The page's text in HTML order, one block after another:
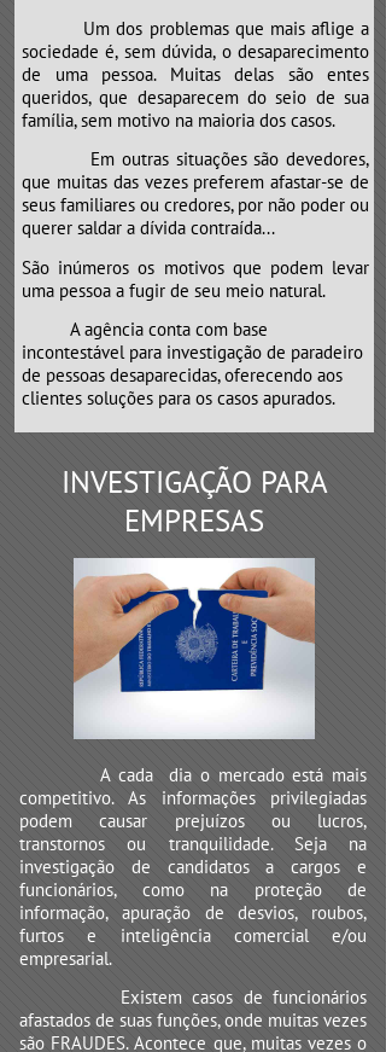
Um dos problemas que mais aflige a
sociedade é, sem dúvida, o desaparecimento
de uma pessoa. Muitas delas são entes
queridos, que desaparecem do seio de sua
família, sem motivo na maioria dos casos.
Em outras situações são devedores,
que muitas das vezes preferem afastar-se de
seus familiares ou credores, por não poder ou
querer saldar a dívida contraída...
São inúmeros os motivos que podem levar
uma pessoa a fugir de seu meio natural.
​​​​​​​A agência conta com base
incontestável para investigação de paradeiro
de pessoas desaparecidas, oferecendo aos
clientes soluções para os casos apurados.
INVESTIGAÇÃO PARA
EMPRESAS
A cada dia o mercado está mais
competitivo. As informações privilegiadas
podem causar prejuízos ou lucros,
transtornos ou tranquilidade. Seja na
investigação de candidatos a cargos e
funcionários, como na proteção de
informação, apuração de desvios, roubos,
furtos e inteligência comercial e/ou
empresarial.
Existem casos de funcionários
afastados de suas funções, onde muitas vezes
são FRAUDES. Acontece que, muitas vezes o